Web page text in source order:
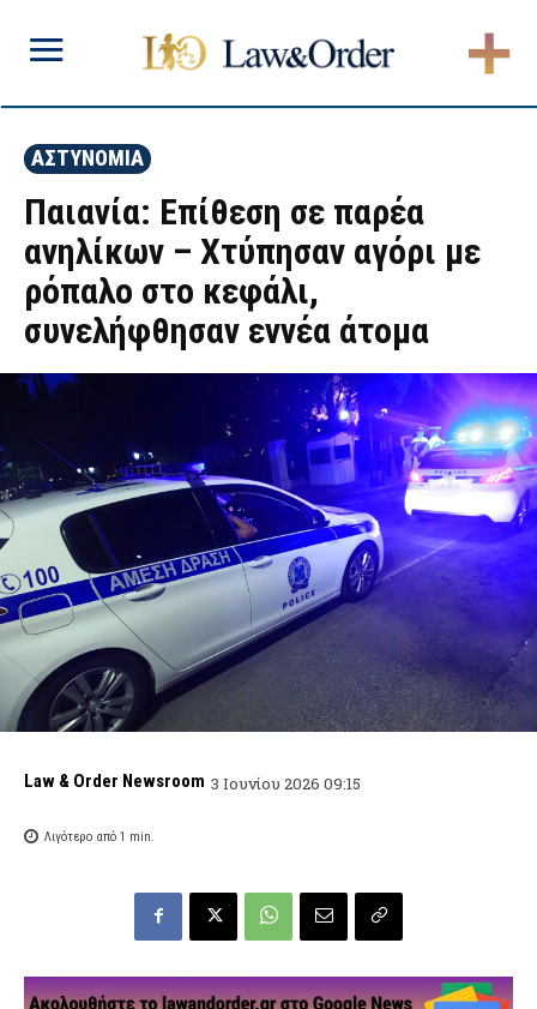
ΑΣΤΥΝΟΜΙΑ
Παιανία: Επίθεση σε παρέα
ανηλίκων – Χτύπησαν αγόρι με
ρόπαλο στο κεφάλι,
συνελήφθησαν εννέα άτομα
Law & Order Newsroom 3 Ιουνίου 2026 09:15
Λιγότερο από 1 min.